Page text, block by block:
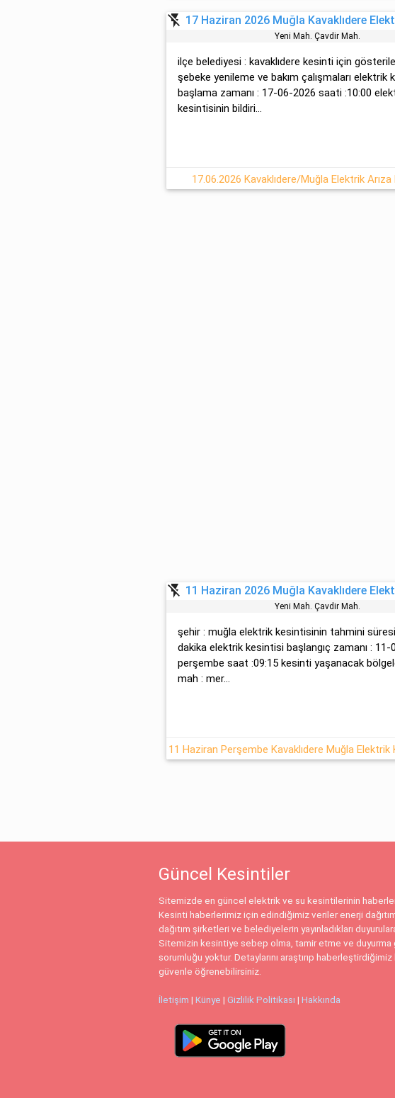
flash_off 17 Haziran 2026 Muğla Kavaklıdere
Yeni̇ Mah. Çavdir Mah.
ilçe belediyesi : kavaklıdere kesinti için
şebeke yenileme ve bakım çalışmaları elektrik
başlama zamanı : 17-06-2026 saati :10:00
kesintisinin bildiri...
17.06.2026 Kavaklıdere/Muğla Elektrik Arıza
flash_off 11 Haziran 2026 Muğla Kavaklıdere
Yeni̇ Mah. Çavdir Mah.
şehir : muğla elektrik kesintisinin tahmini
dakika elektrik kesintisi başlangıç zamanı : 11-
perşembe saat :09:15 kesinti yaşanacak
mah : mer...
Güncel Kesintiler
Sitemizde en güncel elektrik ve su kesintilerinin
Kesinti haberlerimiz için edindiğimiz veriler enerji
dağıtım şirketleri ve belediyelerin yayınladıkları
Sitemizin kesintiye sebep olma, tamir etme ve duyurma
sorumluğu yoktur. Detaylarını araştırıp
güvenle öğrenebilirsiniz.
İletişim |Künye |Gizlilik Politikası |Hakkında